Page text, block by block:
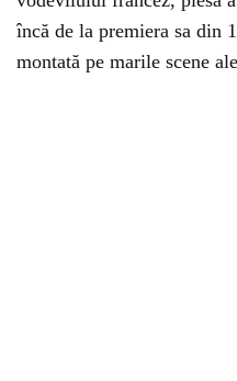
încă de la premiera sa din
montată pe marile scene